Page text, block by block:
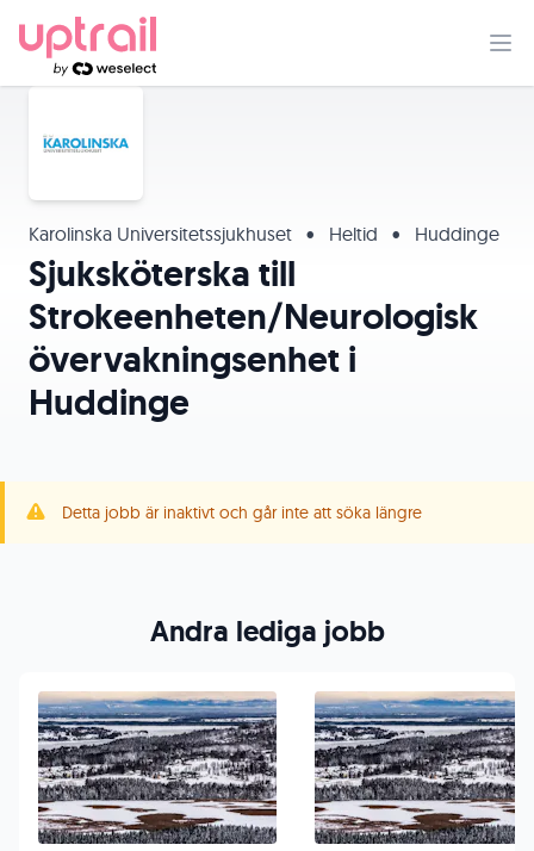
Karolinska Universitetssjukhuset • Heltid • Huddinge
Sjuksköterska till
Strokeenheten/Neurologisk
övervakningsenhet i
Huddinge
Detta jobb är inaktivt och går inte att söka längre
Andra lediga jobb